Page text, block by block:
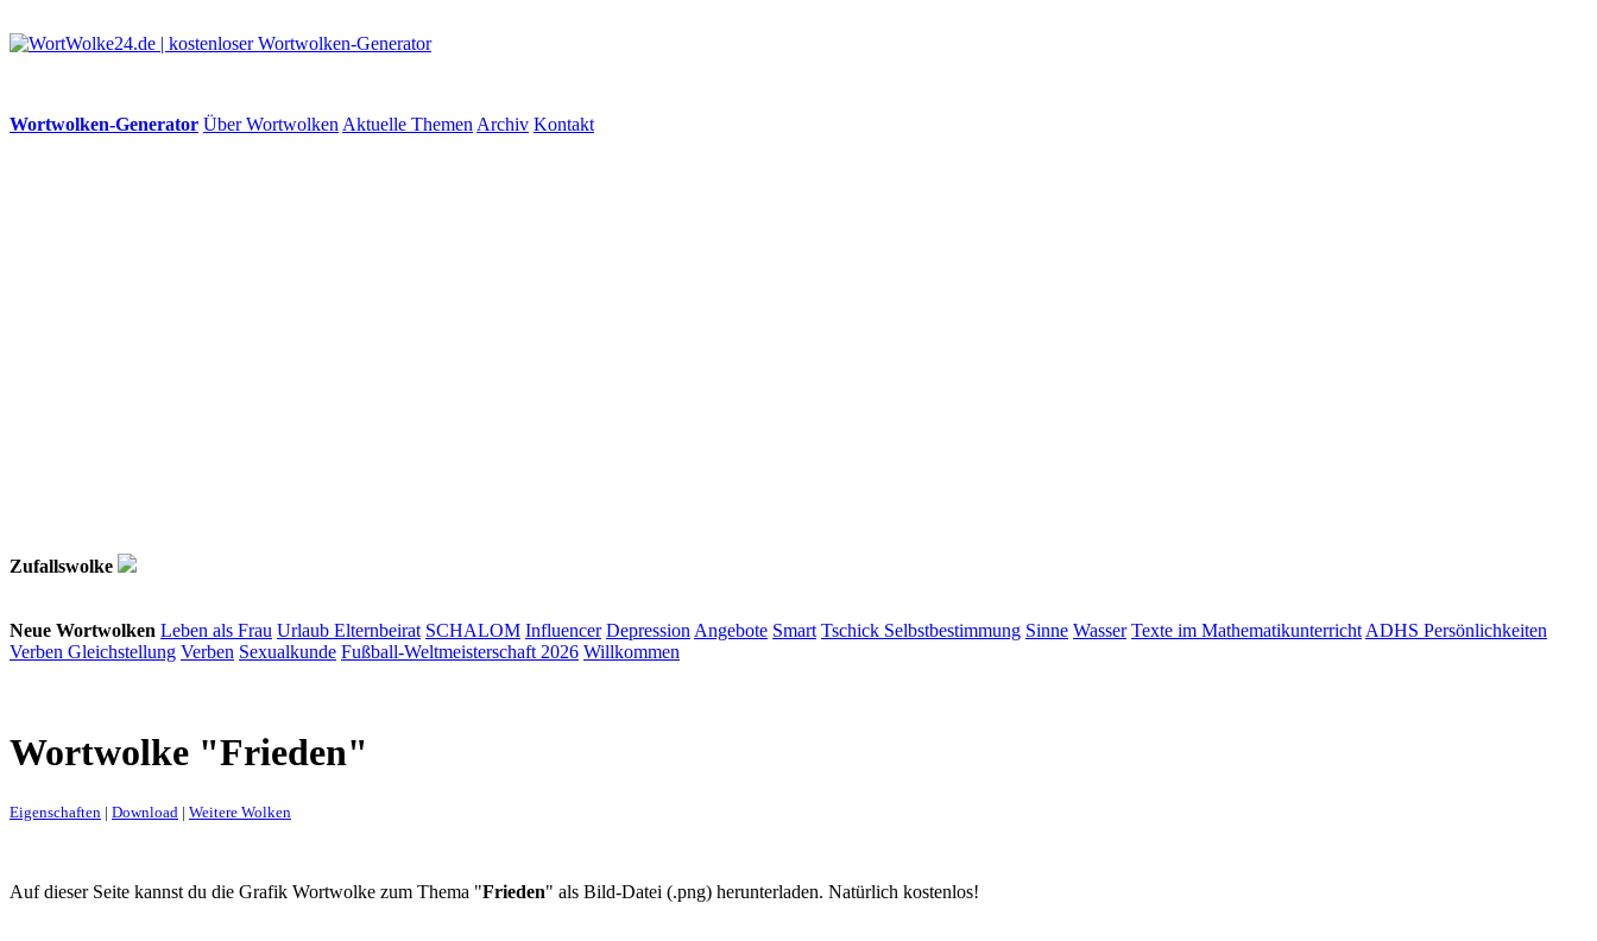
Wortwolken-Generator Über Wortwolken Aktuelle Themen Archiv Kontakt
Zufallswolke
Neue Wortwolken Leben als Frau Urlaub Elternbeirat SCHALOM Influencer Depression Angebote Smart Tschick Selbstbestimmung Sinne Wasser Texte im Mathematikunterricht ADHS Persönlichkeiten
Verben Gleichstellung Verben Sexualkunde Fußball-Weltmeisterschaft 2026 Willkommen
Wortwolke "Frieden"
Eigenschaften | Download | Weitere Wolken
Auf dieser Seite kannst du die Grafik Wortwolke zum Thema "Frieden" als Bild-Datei (.png) herunterladen. Natürlich kostenlos!